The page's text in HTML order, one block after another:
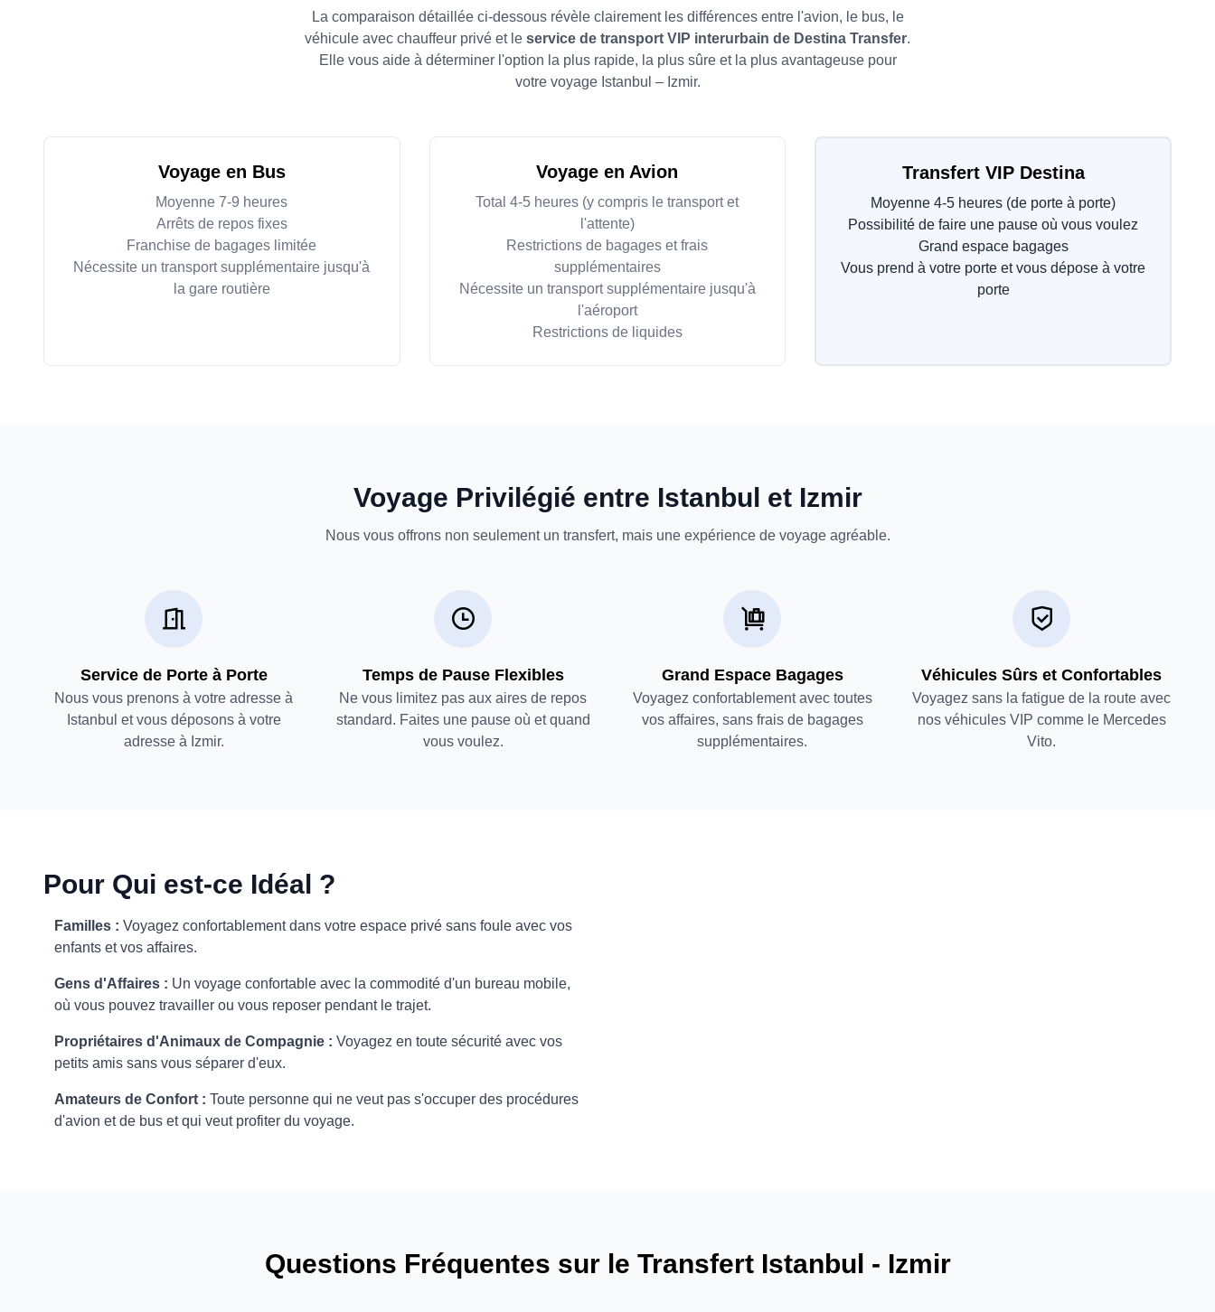
La comparaison détaillée ci-dessous révèle clairement les différences entre l'avion, le bus, le
véhicule avec chauffeur privé et le service de transport VIP interurbain de Destina Transfer.
Elle vous aide à déterminer l'option la plus rapide, la plus sûre et la plus avantageuse pour
votre voyage Istanbul – Izmir.
Voyage en Bus
Moyenne 7-9 heures
Arrêts de repos fixes
Franchise de bagages limitée
Nécessite un transport supplémentaire jusqu'à
la gare routière
Voyage en Avion
Total 4-5 heures (y compris le transport et
l'attente)
Restrictions de bagages et frais
supplémentaires
Nécessite un transport supplémentaire jusqu'à
l'aéroport
Restrictions de liquides
Transfert VIP Destina
Moyenne 4-5 heures (de porte à porte)
Possibilité de faire une pause où vous voulez
Grand espace bagages
Vous prend à votre porte et vous dépose à votre
porte
Voyage Privilégié entre Istanbul et Izmir
Nous vous offrons non seulement un transfert, mais une expérience de voyage agréable.
Service de Porte à Porte
Nous vous prenons à votre adresse à
Istanbul et vous déposons à votre
adresse à Izmir.
Temps de Pause Flexibles
Ne vous limitez pas aux aires de repos
standard. Faites une pause où et quand
vous voulez.
Grand Espace Bagages
Voyagez confortablement avec toutes
vos affaires, sans frais de bagages
supplémentaires.
Véhicules Sûrs et Confortables
Voyagez sans la fatigue de la route avec
nos véhicules VIP comme le Mercedes
Vito.
Pour Qui est-ce Idéal ?
Familles : Voyagez confortablement dans votre espace privé sans foule avec vos
enfants et vos affaires.
Gens d'Affaires : Un voyage confortable avec la commodité d'un bureau mobile,
où vous pouvez travailler ou vous reposer pendant le trajet.
Propriétaires d'Animaux de Compagnie : Voyagez en toute sécurité avec vos
petits amis sans vous séparer d'eux.
Amateurs de Confort : Toute personne qui ne veut pas s'occuper des procédures
d'avion et de bus et qui veut profiter du voyage.
Questions Fréquentes sur le Transfert Istanbul - Izmir